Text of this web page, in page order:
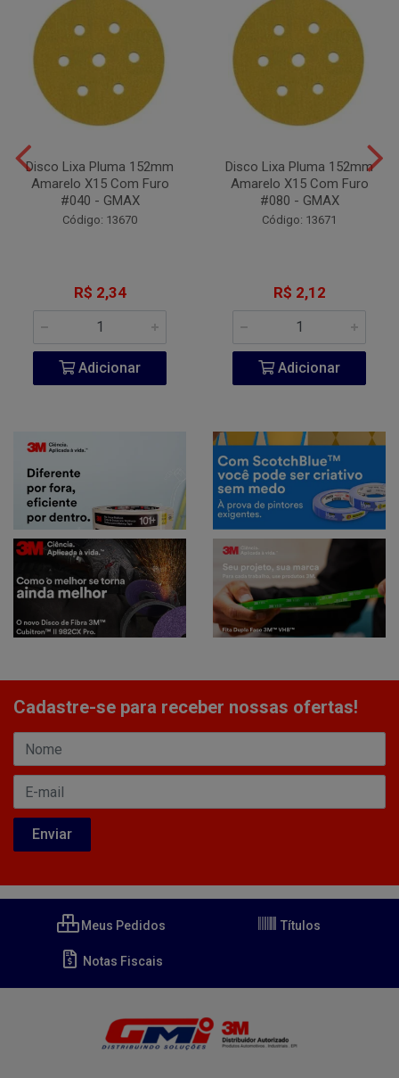
Disco Lixa Pluma 152mm
Amarelo X15 Com Furo
#040 - GMAX
Código: 13670
R$ 2,34
Adicionar
Disco Lixa Pluma 152mm
Amarelo X15 Com Furo
#080 - GMAX
Código: 13671
R$ 2,12
Adicionar
Cadastre-se para receber nossas ofertas!
Meus Pedidos Títulos
Notas Fiscais